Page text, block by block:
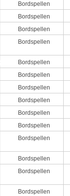
Bordspellen
Bordspellen
Bordspellen
Bordspellen
Bordspellen
Bordspellen
Bordspellen
Bordspellen
Bordspellen
Bordspellen
Bordspellen
Bordspellen
Bordspellen
Bordspellen